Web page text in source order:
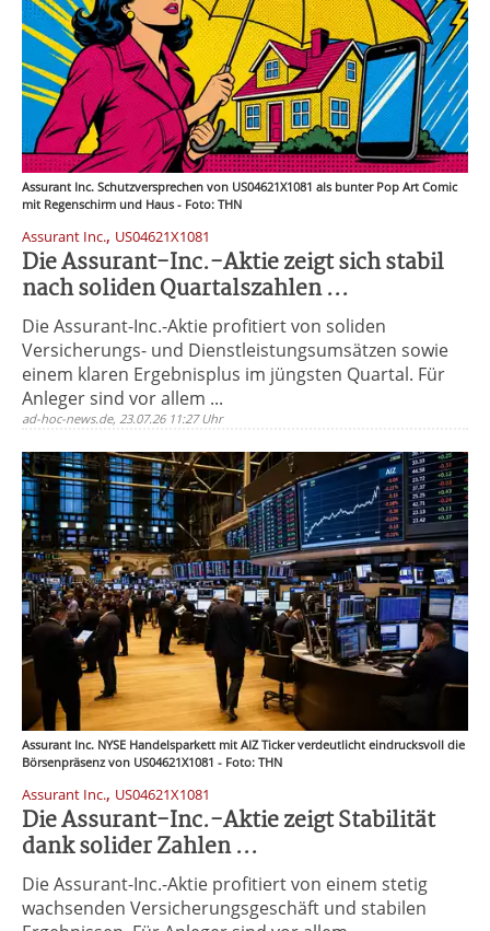
Assurant Inc. Schutzversprechen von US04621X1081 als bunter Pop Art Comic
mit Regenschirm und Haus - Foto: THN
Assurant Inc., US04621X1081
Die Assurant-Inc.-Aktie zeigt sich stabil
nach soliden Quartalszahlen ...
Die Assurant-Inc.-Aktie profitiert von soliden
Versicherungs- und Dienstleistungsumsätzen sowie
einem klaren Ergebnisplus im jüngsten Quartal. Für
Anleger sind vor allem ...
ad-hoc-news.de, 23.07.26 11:27 Uhr
Assurant Inc. NYSE Handelsparkett mit AIZ Ticker verdeutlicht eindrucksvoll die
Börsenpräsenz von US04621X1081 - Foto: THN
Assurant Inc., US04621X1081
Die Assurant-Inc.-Aktie zeigt Stabilität
dank solider Zahlen ...
Die Assurant-Inc.-Aktie profitiert von einem stetig
wachsenden Versicherungsgeschäft und stabilen